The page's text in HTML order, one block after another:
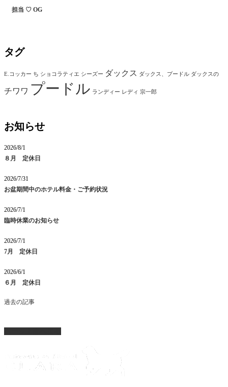
担当 ♡ OG
タグ
E.コッカー ち ショコラティエ シーズー ダックス ダックス、プードル ダックスの
チワワ プードル ランディー レディ 宗一郎
お知らせ
2026/8/1
８月 定休日
2026/7/31
お盆期間中のホテル料金・ご予約状況
2026/7/1
臨時休業のお知らせ
2026/7/1
7月 定休日
2026/6/1
６月 定休日
過去の記事